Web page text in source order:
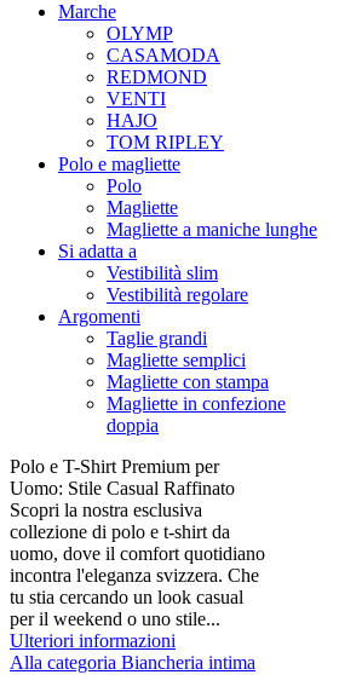
Marche
OLYMP
CASAMODA
REDMOND
VENTI
HAJO
TOM RIPLEY
Polo e magliette
Polo
Magliette
Magliette a maniche lunghe
Si adatta a
Vestibilità slim
Vestibilità regolare
Argomenti
Taglie grandi
Magliette semplici
Magliette con stampa
Magliette in confezione
doppia
Polo e T-Shirt Premium per
Uomo: Stile Casual Raffinato
Scopri la nostra esclusiva
collezione di polo e t-shirt da
uomo, dove il comfort quotidiano
incontra l'eleganza svizzera. Che
tu stia cercando un look casual
per il weekend o uno stile...
Ulteriori informazioni
Alla categoria Biancheria intima